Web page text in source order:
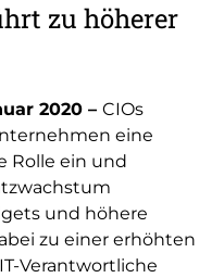
zu höherer
2020 – CIOs
eine
Rolle ein und
und höhere
zu einer erhöhten
Verantwortliche